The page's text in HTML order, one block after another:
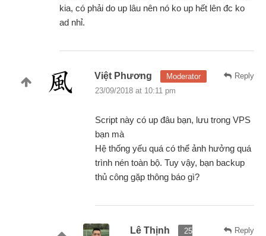
kia, có phải do up lâu nên nó ko up hết lên đc ko
ad nhỉ.
Reply
Việt Phương
Moderator
23/09/2018 at 10:11 pm
Script này có up đâu bạn, lưu trong VPS
bạn mà
Hệ thống yếu quá có thể ảnh hưởng quá
trình nén toàn bộ. Tuy vậy, bạn backup
thủ công gặp thông báo gì?
Reply
Lê Thịnh
25